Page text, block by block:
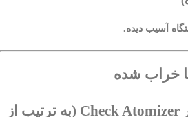
آسیب دیده.
روش‌های رفع ارور Check Atomizer (به ترتیب از